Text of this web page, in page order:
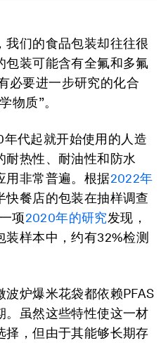
我们的食品包装却往往很
包装可能含有全氟和多氟
必要进一步研究的化合
物质”。
代起就开始使用的人造
耐热性、耐油性和防水
用非常普遍。根据2022年
快餐店的包装在抽样调查
项2020年的研究发现，
装样本中，约有32%检测
炉爆米花袋都依赖PFAS
。虽然这些特性使这一材
择，但由于其能够长期存